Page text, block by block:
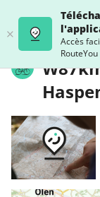
Accès
RouteYou